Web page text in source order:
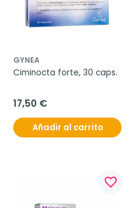
GYNEA
Ciminocta forte, 30 caps.
17,50 €
Añadir al carrito
favorite_border